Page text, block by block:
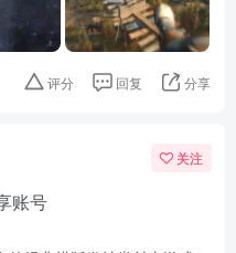
评分 回复 分享
关注
账号